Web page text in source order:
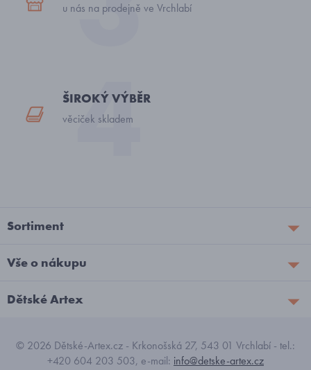
u nás na prodejně ve Vrchlabí
ŠIROKÝ VÝBĚR
věciček skladem
Sortiment
Vše o nákupu
Dětské Artex
© 2026 Dětské-Artex.cz - Krkonošská 27, 543 01 Vrchlabí - tel.:
+420 604 203 503, e-mail: info@detske-artex.cz